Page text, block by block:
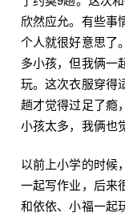
欣然应允。有些事
个人就很好意思了
多小孩，但我俩一
玩。这次衣服穿得
趟才觉得过足了瘾
小孩太多，我俩也
以前上小学的时候
一起写作业，后来
和依依、小福一起